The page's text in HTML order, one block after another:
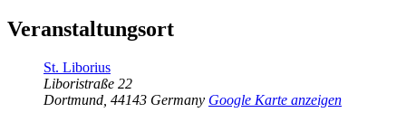
Veranstaltungsort
St. Liborius
Liboristraße 22
Dortmund 44143 Germany Google Karte anzeigen